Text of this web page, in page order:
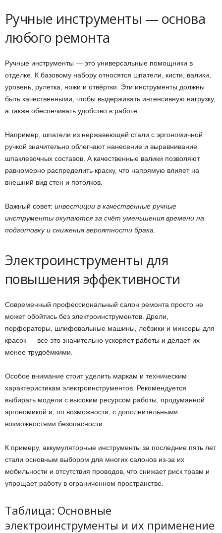
Ручные инструменты — основа
любого ремонта
Ручные инструменты — это универсальные помощники в
отделке. К базовому набору относятся шпатели, кисти, валики,
уровень, рулетка, ножи и отвёртки. Эти инструменты должны
быть качественными, чтобы выдерживать интенсивную нагрузку,
а также обеспечивать удобство в работе.
Например, шпатели из нержавеющей стали с эргономичной
ручкой значительно облегчают нанесение и выравнивание
шпаклевочных составов. А качественные валики позволяют
равномерно распределить краску, что напрямую влияет на
внешний вид стен и потолков.
Важный совет: инвестиции в качественные ручные
инструменты окупаются за счёт уменьшения времени на
подготовку и снижения вероятности брака.
Электроинструменты для
повышения эффективности
Современный профессиональный салон ремонта просто не
может обойтись без электроинструментов. Дрели,
перфораторы, шлифовальные машины, лобзики и миксеры для
красок — все это значительно ускоряет работы и делает их
менее трудоёмкими.
Особое внимание стоит уделить маркам и техническим
характеристикам электроинструментов. Рекомендуется
выбирать модели с высоким ресурсом работы, продуманной
эргономикой и, по возможности, с дополнительными
возможностями безопасности.
К примеру, аккумуляторные инструменты за последние пять лет
стали основным выбором для многих салонов из-за их
мобильности и отсутствия проводов, что снижает риск травм и
упрощает работу в ограниченном пространстве.
Таблица: Основные
электроинструменты и их применение